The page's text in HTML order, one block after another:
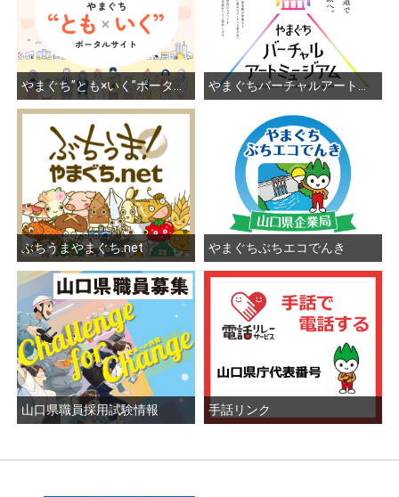
やまぐち”とも×いく”ポータルサイト やまぐちバーチャルアートミュージアム
ぶちうまやまぐち.net やまぐちぶちエコでんき
山口県職員採用試験情報 手話リンク